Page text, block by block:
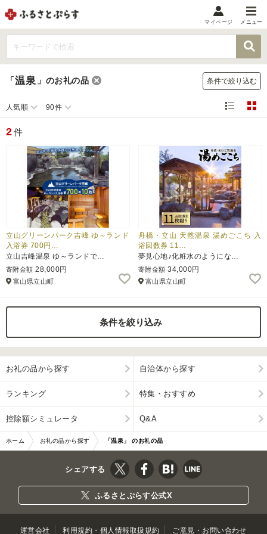
メニュー
マイメニュー
マイページ
メニュー
お礼の品から探す
お礼の品をカテゴリや金額で絞り込み
自治体から探す
ランキング
特集・おすすめ
ふるさと納税とは
Q&A
マイページ
「温泉 」 のお礼の品 条件で絞り込む
人気順 90件
2件
立山グリーンパーク吉峰 ゆ～ランド
入浴券 700円…
立山吉峰温泉 ゆ～ランドで…
寄附金額 28,000円
富山県立山町
舟橋・立山 天然温泉 湯めごこち 入
浴回数券 11…
夢見心地♪化粧水のようにな…
寄附金額 34,000円
富山県立山町
条件を絞り込み
お礼の品から探す 自治体から探す
ランキング 特集・おすすめ
控除額シミュレータ Q&A
ホーム お礼の品から探す 「温泉」 のお礼の品
シェアする
ふるさとぷらす公式X
運営会社 利用規約・個人情報取扱規約 ご意見・お問い合わせ